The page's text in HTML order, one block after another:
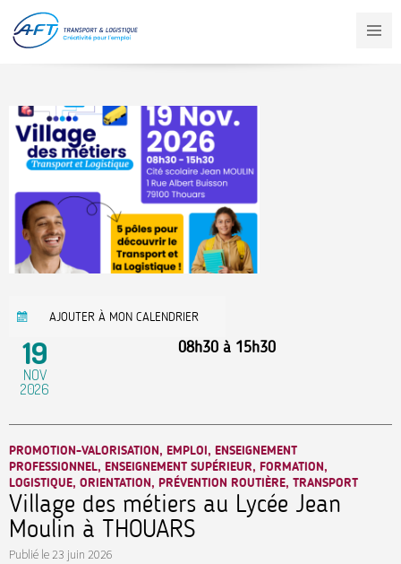
contenu
principal
AJOUTER À MON CALENDRIER
19
NOV
2026
08h30 à 15h30
PROMOTION-VALORISATION, EMPLOI, ENSEIGNEMENT
PROFESSIONNEL, ENSEIGNEMENT SUPÉRIEUR, FORMATION,
LOGISTIQUE, ORIENTATION, PRÉVENTION ROUTIÈRE, TRANSPORT
Village des métiers au Lycée Jean
Moulin à THOUARS
Publié le 23 juin 2026